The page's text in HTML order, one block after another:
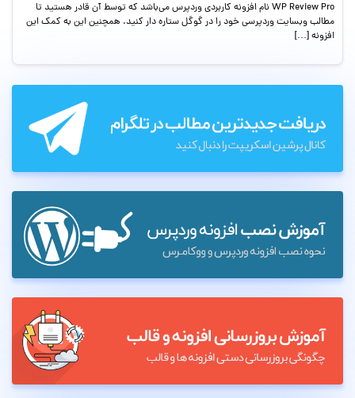
WP Review Pro نام افزونه کاربردی وردپرس می‌باشد که توسط آن قادر هستید تا
مطالب وبسایت وردپرسی خود را در گوگل ستاره دار کنید. همچنین این به کمک این
افزونه […]